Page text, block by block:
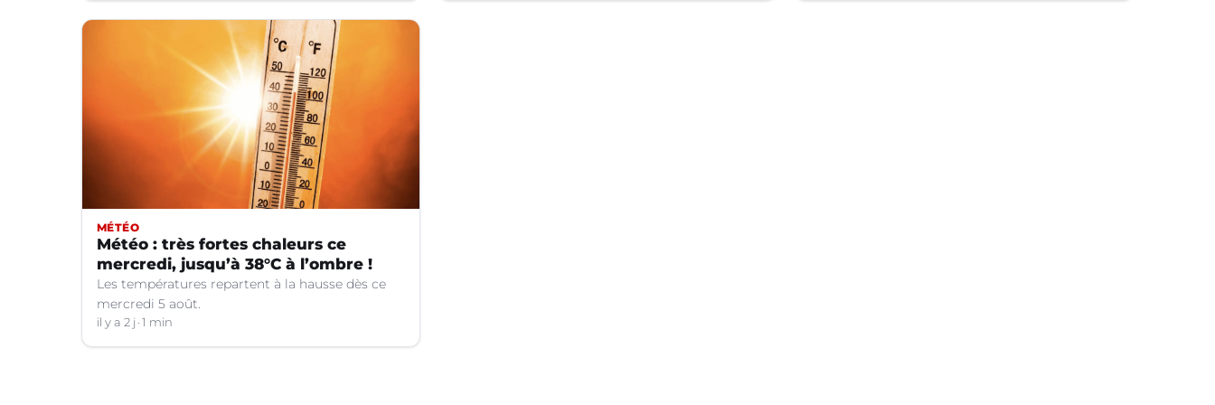
MÉTÉO
Météo : très fortes chaleurs ce
mercredi, jusqu’à 38°C à l’ombre !
Les températures repartent à la hausse dès ce
mercredi 5 août.
il y a 2 j 1 min